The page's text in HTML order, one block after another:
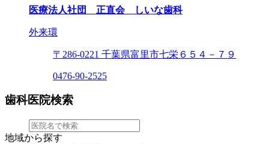
医療法人社団 正直会 しいな歯科
外来環
〒286-0221 千葉県富里市七栄６５４－７９
0476-90-2525
歯科医院検索
地域から探す